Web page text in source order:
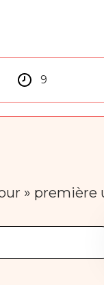
9
» première